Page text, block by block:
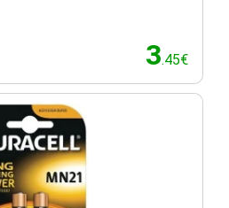
3.45€